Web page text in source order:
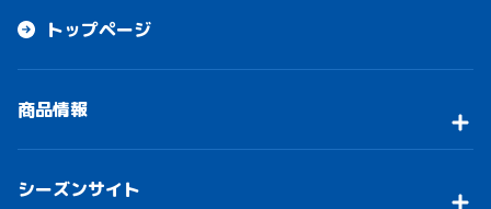
トップページ
商品情報
シーズンサイト